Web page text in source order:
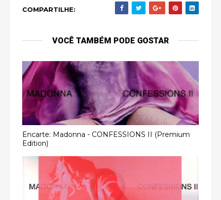
COMPARTILHE:
VOCÊ TAMBÉM PODE GOSTAR
Encarte: Madonna - CONFESSIONS II (Premium
Edition)